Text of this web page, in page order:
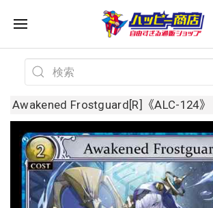
Awakened Frostguard[R]《ALC-124》